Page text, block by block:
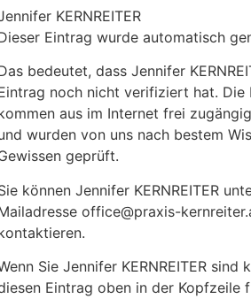
KERNREITER
Eintrag wurde automatisch
bedeutet, dass Jennifer
noch nicht verifiziert hat. Die
aus im Internet frei
wurden von uns nach bestem
geprüft.
können Jennifer KERNREITER
office@praxis-
Sie Jennifer KERNREITER sind
Eintrag oben in der Kopfzeile